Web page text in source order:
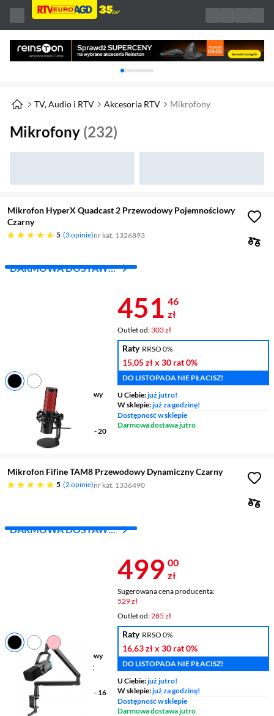
Karuzela z banerami, aktualny element 1 z
TV, Audio i RTV Akcesoria RTV Mikrofony
Mikrofony (232)
Mikrofon HyperX Quadcast 2 Przewodowy Pojemnościowy
Czarny
5
pięć gwiazdek 3 opinie nr kat. 1326893
DARMOWA DOSTAWA
Typ podłączenia
przewodowy
USB-C
Długość przewodu
Pasmo przenoszenia
20 Hz - 20
Cena 451,46
451 46
zł
Outlet od:303 zł
Raty RRSO 0%
15,05 złx 30 rat0%
DO LISTOPADA NIE PŁACISZ!
U Ciebie:już jutro!
W sklepie:już za godzinę!
Dostępność w sklepie
Darmowa dostawa jutro
Mikrofon Fifine TAM8 Przewodowy Dynamiczny Czarny
5
pięć gwiazdek 2 opinie nr kat. 1336490
DARMOWA DOSTAWA
Typ podłączenia przewodowy
3,5 mm, XLR, USB-C
Długość przewodu 2,5 m
Pasmo przenoszenia
50 Hz - 16
Cena 499 zł
499 00
zł
Sugerowana cena producenta:
529 zł
Outlet od: 285 zł
Raty RRSO 0%
16,63 złx 30 rat0%
DO LISTOPADA NIE PŁACISZ!
U Ciebie:już jutro!
W sklepie:już za godzinę!
Dostępność w sklepie
Darmowa dostawa jutro